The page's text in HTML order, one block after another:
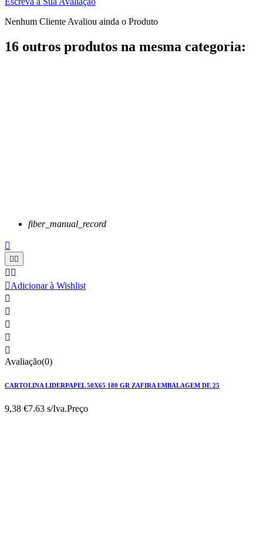
Nenhum Cliente Avaliou ainda o Produto
16 outros produtos na mesma categoria:
fiber_manual_record

 
 
Adicionar à Wishlist





Avaliação(0)
CARTOLINA LIDERPAPEL 50X65 180 GR ZAFIRA EMBALAGEM DE 25
9,38 €7.63 s/Iva.Preço